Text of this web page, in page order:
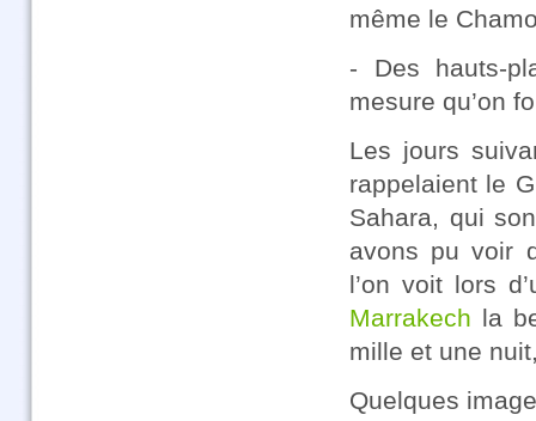
même le
- Des hauts-
mesure qu’on
Les jours
rappelaient le
Sahara, qui
avons pu voir
l’on voit lors
Marrakech la
mille et une
Quelques